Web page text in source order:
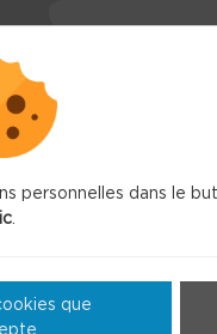
personnelles dans le
.
que